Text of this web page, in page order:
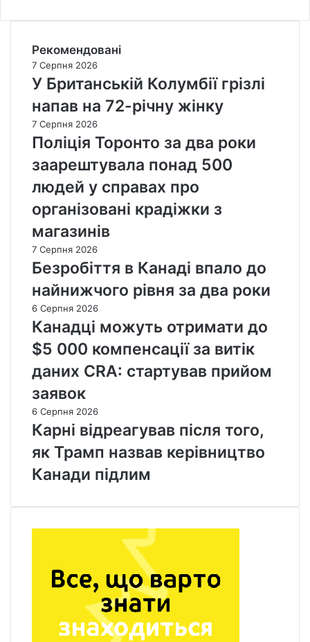
Рекомендовані
7 Серпня 2026
У Британській Колумбії грізлі
напав на 72-річну жінку
7 Серпня 2026
Поліція Торонто за два роки
заарештувала понад 500
людей у справах про
організовані крадіжки з
магазинів
7 Серпня 2026
Безробіття в Канаді впало до
найнижчого рівня за два роки
6 Серпня 2026
Канадці можуть отримати до
$5 000 компенсації за витік
даних CRA: стартував прийом
заявок
6 Серпня 2026
Карні відреагував після того,
як Трамп назвав керівництво
Канади підлим